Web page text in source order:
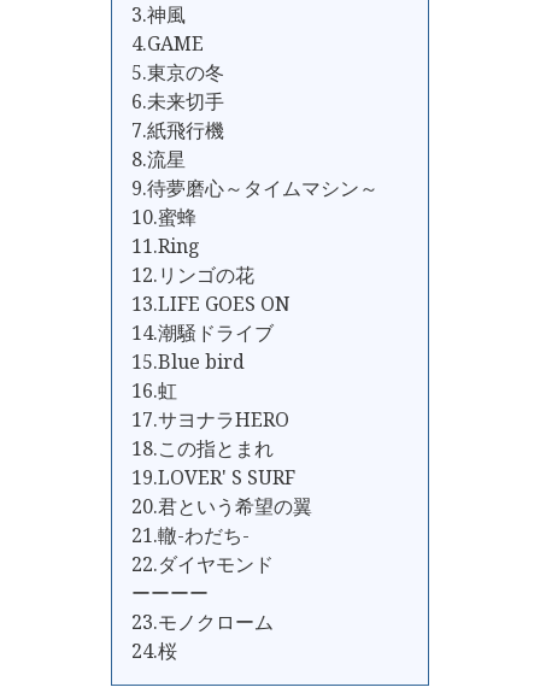
3.神風
4.GAME
5.東京の冬
6.未来切手
7.紙飛行機
8.流星
9.待夢磨心～タイムマシン～
10.蜜蜂
11.Ring
12.リンゴの花
13.LIFE GOES ON
14.潮騒ドライブ
15.Blue bird
16.虹
17.サヨナラHERO
18.この指とまれ
19.LOVER' S SURF
20.君という希望の翼
21.轍-わだち-
22.ダイヤモンド
ーーーー
23.モノクローム
24.桜